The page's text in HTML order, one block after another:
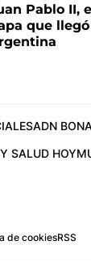
Pablo II,
que
ADN
SALUD HOY
de cookiesRSS